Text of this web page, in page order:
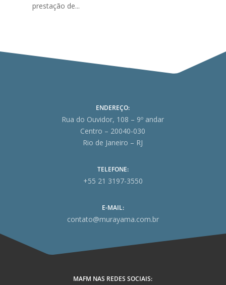
prestação de...
ENDEREÇO:
Rua do Ouvidor, 108 – 9º andar
Centro – 20040-030
Rio de Janeiro – RJ
TELEFONE:
+55 21 3197-3550
E-MAIL:
contato@murayama.com.br
MAFM NAS REDES SOCIAIS: